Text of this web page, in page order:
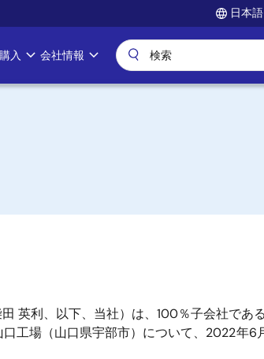
日本語
入 会社情報
英利、以下、当社）は、100％子会社であ
工場（山口県宇部市）について、2022年